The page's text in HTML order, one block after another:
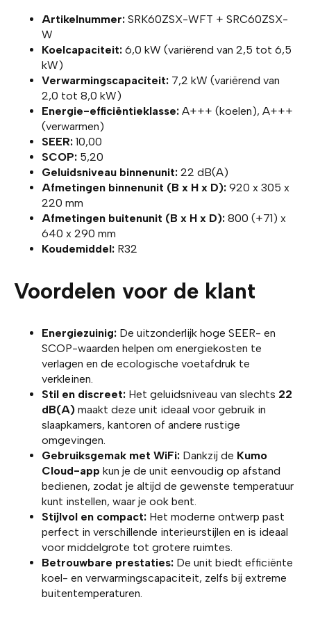
Artikelnummer: SRK60ZSX-WFT + SRC60ZSX-
W
Koelcapaciteit: 6,0 kW (variërend van 2,5 tot 6,5
kW)
Verwarmingscapaciteit: 7,2 kW (variërend van
2,0 tot 8,0 kW)
Energie-efficiëntieklasse: A+++ (koelen), A+++
(verwarmen)
SEER: 10,00
SCOP: 5,20
Geluidsniveau binnenunit: 22 dB(A)
Afmetingen binnenunit (B x H x D): 920 x 305 x
220 mm
Afmetingen buitenunit (B x H x D): 800 (+71) x
640 x 290 mm
Koudemiddel: R32
Voordelen voor de klant
Energiezuinig: De uitzonderlijk hoge SEER- en
SCOP-waarden helpen om energiekosten te
verlagen en de ecologische voetafdruk te
verkleinen.
Stil en discreet: Het geluidsniveau van slechts 22
dB(A) maakt deze unit ideaal voor gebruik in
slaapkamers, kantoren of andere rustige
omgevingen.
Gebruiksgemak met WiFi: Dankzij de Kumo
Cloud-app kun je de unit eenvoudig op afstand
bedienen, zodat je altijd de gewenste temperatuur
kunt instellen, waar je ook bent.
Stijlvol en compact: Het moderne ontwerp past
perfect in verschillende interieurstijlen en is ideaal
voor middelgrote tot grotere ruimtes.
Betrouwbare prestaties: De unit biedt efficiënte
koel- en verwarmingscapaciteit, zelfs bij extreme
buitentemperaturen.